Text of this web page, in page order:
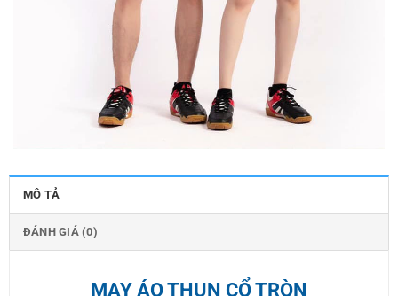
MÔ TẢ
ĐÁNH GIÁ (0)
MAY ÁO THUN CỔ TRÒN